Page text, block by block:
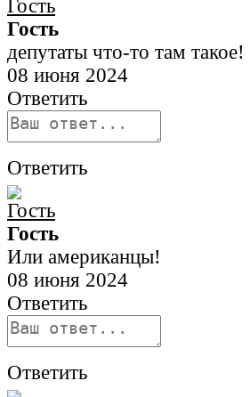
Гость
депутаты что-то там такое!
08 июня 2024
Ответить
Ответить
Гость
Или американцы!
08 июня 2024
Ответить
Ответить